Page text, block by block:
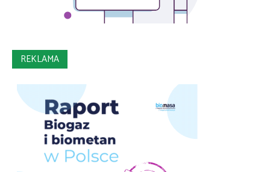
REKLAMA